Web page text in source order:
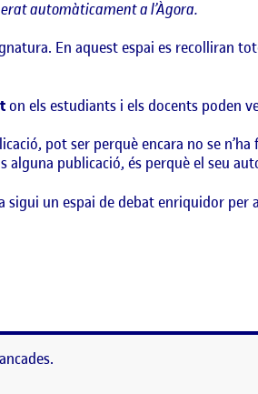
automàticament a l’Àgora.
En aquest espai es recolliran
on els estudiants i els docents poden
pot ser perquè encara no se
alguna publicació, és perquè el seu
sigui un espai de debat enriquidor per